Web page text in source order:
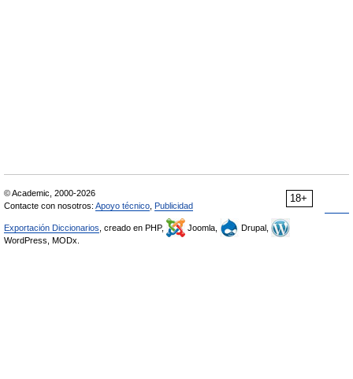
18+
© Academic, 2000-2026
Contacte con nosotros: Apoyo técnico Publicidad
Exportación Diccionarios , creado en PHP, Joomla,
Drupal,
WordPress, MODx.